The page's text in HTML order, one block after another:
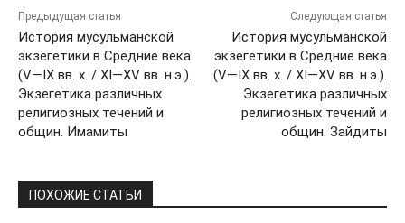
Предыдущая статья
История мусульманской
экзегетики в Средние века
(V—IX вв. х. / XI—XV вв. н.э.).
Экзегетика различных
религиозных течений и
общин. Имамиты
Следующая статья
История мусульманской
экзегетики в Средние века
(V—IX вв. х. / XI—XV вв. н.э.).
Экзегетика различных
религиозных течений и
общин. Зайдиты
ПОХОЖИЕ СТАТЬИ